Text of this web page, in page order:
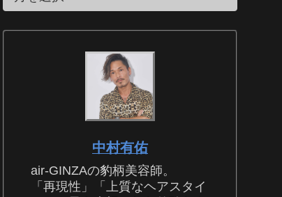
中村有佑
air-GINZAの豹柄美容師。
「再現性」「上質なヘアスタイ